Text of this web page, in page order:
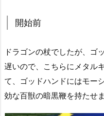
開始前
ドラゴンの杖でしたが、ゴ
遅いので、こちらにメタル
て、ゴッドハンドにはモー
効な百獣の暗黒鞭を持たせま